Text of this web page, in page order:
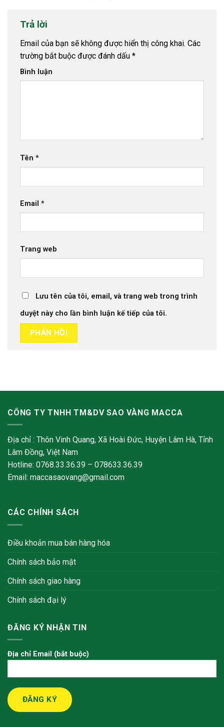
Trả lời
Email của bạn sẽ không được hiển thị công khai. Các
trường bắt buộc được đánh dấu *
Bình luận
Tên *
Email *
Trang web
Lưu tên của tôi, email, và trang web trong trình
duyệt này cho lần bình luận kế tiếp của tôi.
CÔNG TY TNHH TM&DV SAO VÀNG MACCA
Địa chỉ : Thôn Vinh Quang, Xã Hoài Đức, Huyện Lâm Hà, Tỉnh
Lâm Đồng, Việt Nam
Hotline: 0768.33.36.39 – 078633.36.39
Email: maccasaovang@gmail.com
CÁC CHÍNH SÁCH
Điều khoản mua bán hàng hóa
Chính sách bảo mật
Chính sách giao hàng
Chính sách đại lý
ĐĂNG KÝ NHẬN TIN
Địa chỉ Email (bắt buộc)